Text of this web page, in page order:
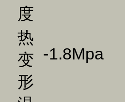
度
热
变
形
-1.8Mpa